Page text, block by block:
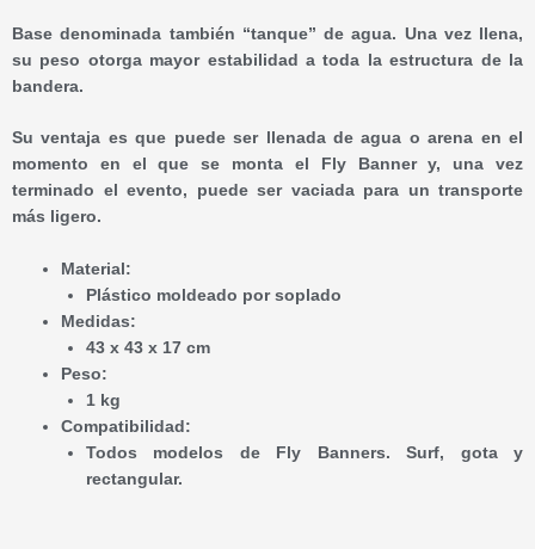
Base denominada también “tanque” de agua. Una vez llena,
su peso otorga mayor estabilidad a toda la estructura de la
bandera.
Su ventaja es que puede ser llenada de agua o arena en el
momento en el que se monta el Fly Banner y, una vez
terminado el evento, puede ser vaciada para un transporte
más ligero.
Material:
Plástico moldeado por soplado
Medidas:
43 x 43 x 17 cm
Peso:
1 kg
Compatibilidad:
Todos modelos de Fly Banners. Surf, gota y
rectangular.